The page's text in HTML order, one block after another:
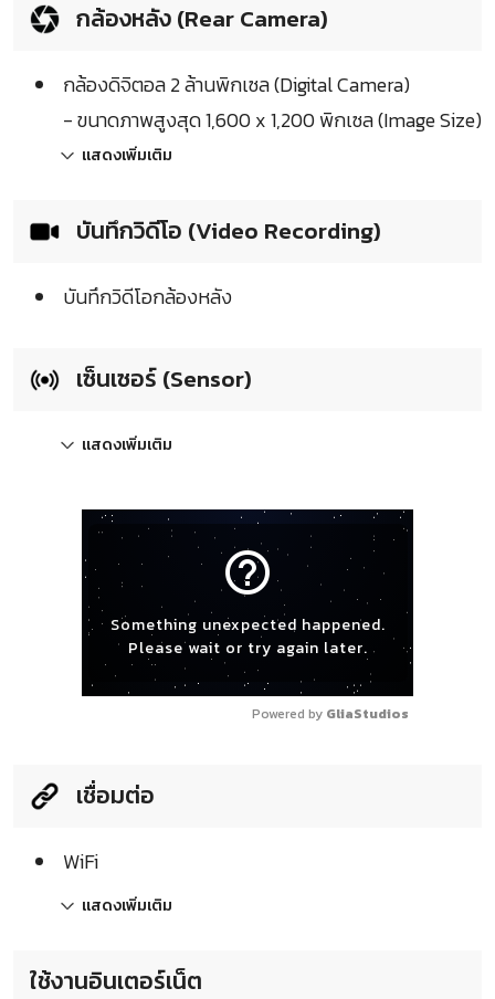
กล้องหลัง (Rear Camera)
กล้องดิจิตอล 2 ล้านพิกเซล (Digital Camera)
- ขนาดภาพสูงสุด 1,600 x 1,200 พิกเซล (Image Size)
แสดงเพิ่มเติม
บันทึกวิดีโอ (Video Recording)
บันทึกวิดีโอกล้องหลัง
เซ็นเซอร์ (Sensor)
แสดงเพิ่มเติม
help_outline
Something unexpected happened.
Please wait or try again later.
Powered by GliaStudios
เชื่อมต่อ
WiFi
แสดงเพิ่มเติม
ใช้งานอินเตอร์เน็ต